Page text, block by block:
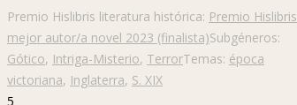
Premio Hislibris literatura histórica: Premio Hislibris
mejor autor/a novel 2023 (finalista)Subgéneros:
Gótico, Intriga-Misterio, TerrorTemas: época
victoriana, Inglaterra, S. XIX
5